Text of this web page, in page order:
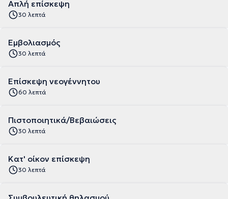
Απλή επίσκεψη
30 λεπτά
Εμβολιασμός
30 λεπτά
Επίσκεψη νεογέννητου
60 λεπτά
Πιστοποιητικά/Βεβαιώσεις
30 λεπτά
Κατ' οίκον επίσκεψη
30 λεπτά